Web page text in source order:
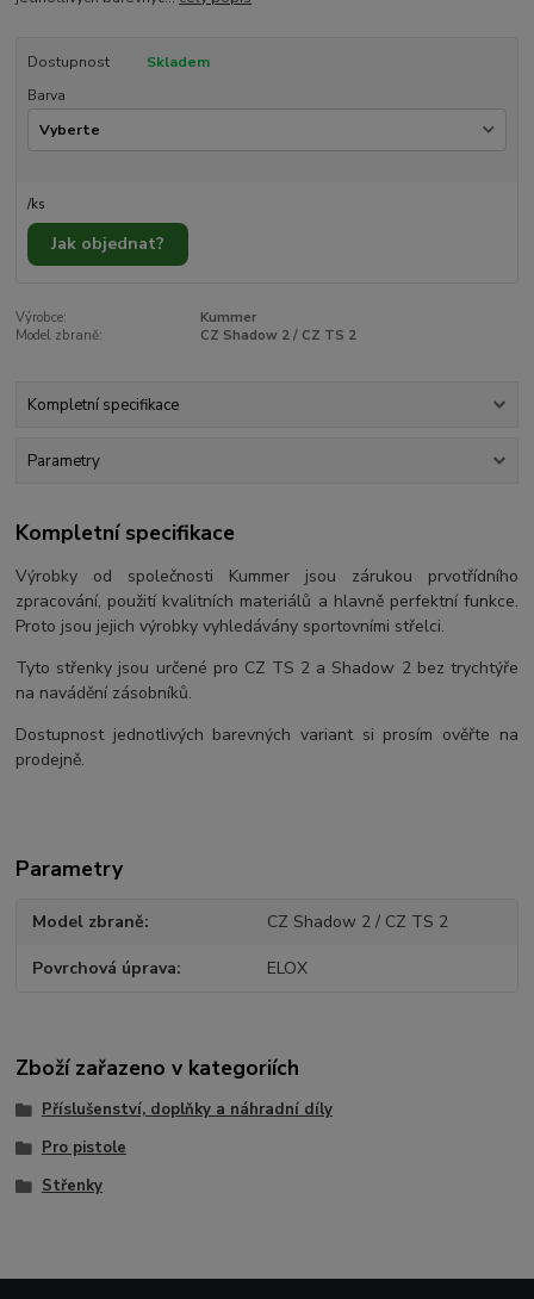
Dostupnost
Skladem
Barva
/ks
Jak objednat?
Výrobce:
Kummer
Model zbraně:
CZ Shadow 2 / CZ TS 2
Kompletní specifikace
Parametry
Kompletní specifikace
Výrobky od společnosti Kummer jsou zárukou prvotřídního
zpracování, použití kvalitních materiálů a hlavně perfektní funkce.
Proto jsou jejich výrobky vyhledávány sportovními střelci.
Tyto střenky jsou určené pro CZ TS 2 a Shadow 2 bez trychtýře
na navádění zásobníků.
Dostupnost jednotlivých barevných variant si prosím ověřte na
prodejně.
Parametry
Model zbraně CZ Shadow 2 / CZ TS 2
Povrchová úprava ELOX
Zboží zařazeno v kategoriích
Příslušenství, doplňky a náhradní díly
Pro pistole
Střenky